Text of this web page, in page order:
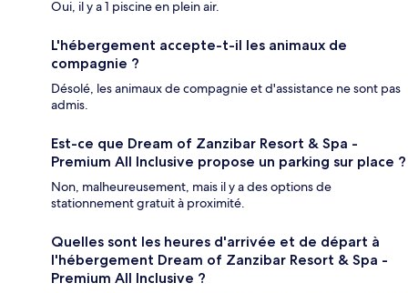
Oui, il y a 1 piscine en plein air.
L'hébergement accepte-t-il les animaux de
compagnie ?
Désolé, les animaux de compagnie et d'assistance ne sont pas
admis.
Est-ce que Dream of Zanzibar Resort & Spa -
Premium All Inclusive propose un parking sur place ?
Non, malheureusement, mais il y a des options de
stationnement gratuit à proximité.
Quelles sont les heures d'arrivée et de départ à
l'hébergement Dream of Zanzibar Resort & Spa -
Premium All Inclusive ?